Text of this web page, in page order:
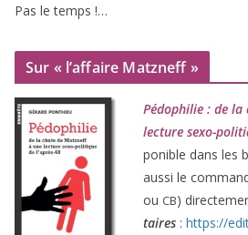
Pas le temps !…
Sur « l’affaire Matzneff »
Pédophilie : de la
lec­ture sexo-
po­nible dans les
aus­si le
ou CB)
taires : https://​